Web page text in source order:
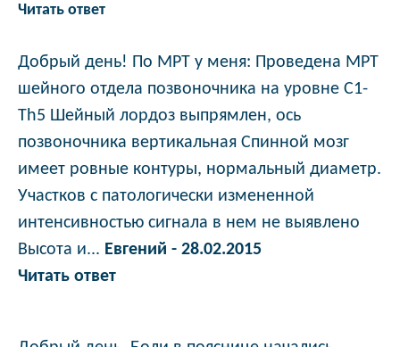
Читать ответ
Добрый день! По МРТ у меня: Проведена МРТ
шейного отдела позвоночника на уровне С1-
Th5 Шейный лордоз выпрямлен, ось
позвоночника вертикальная Спинной мозг
имеет ровные контуры, нормальный диаметр.
Участков с патологически измененной
интенсивностью сигнала в нем не выявлено
Высота и... Евгений - 28.02.2015
Читать ответ